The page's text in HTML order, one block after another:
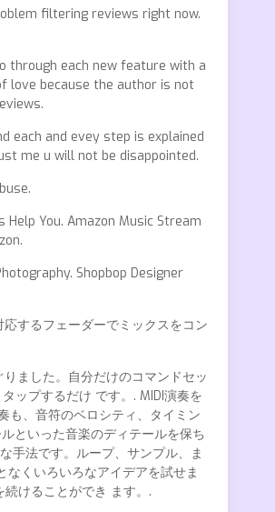
filtering reviews right now.
through each new feature with a
love because the author is not
each and evey step is explained
me u will not be disappointed.
You. Amazon Music Stream
Shopbop Designer
するフェーダーでミックスをコン
ました。自分だけのコマンドセッ
ップするだけ です。. MIDI演奏を
も、音符のベロシティ、タイミン
といった音楽のディテールを保ち
手法です。ループ、サンプル、ま
くいろいろなアイデアを試せま
けることができ ます。.